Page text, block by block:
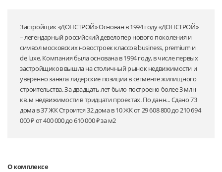
Застройщик «ДОНСТРОЙ» Основан в 1994 году «ДОНСТРОЙ»
– легендарный российский девелопер нового поколения и
символ московских новостроек классов business, premium и
de luxe. Компания была основана в 1994 году, в числе первых
застройщиков вышла на столичный рынок недвижимости и
уверенно заняла лидерские позиции в сегменте жилищного
строительства. За двадцать лет было построено более 3 млн
кв. м недвижимости в тридцати проектах. По данн... Сдано 73
дома в 37 ЖК Строится 32 дома в 10 ЖК от 29 608 800 до 210 694
000 ₽ от 400 000 до 610 000 ₽ за м2
О комплексе